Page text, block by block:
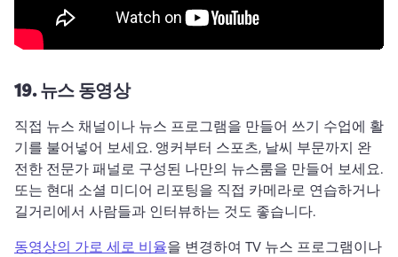
19.뉴스 동영상
직접 뉴스 채널이나 뉴스 프로그램을 만들어 쓰기 수업에 활
기를 불어넣어 보세요. 앵커부터 스포츠, 날씨 부문까지 완
또는 현대 소셜 미디어 리포팅을 직접 카메라로 연습하거나
길거리에서 사람들과 인터뷰하는 것도 좋습니다.
동영상의 가로 세로 비율을 변경하여 TV 뉴스 프로그램이나